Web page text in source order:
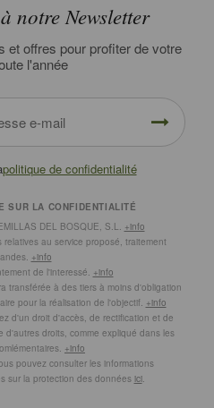
notre Newsletter
et offres pour profiter de votre
l'année
politique de confidentialité
SUR LA CONFIDENTIALITÉ
DEL BOSQUE, S.L. +info
relatives au service proposé, traitement
+info
de l'interessé. +info
transférée à des tiers à moins d'obligation
pour la réalisation de l'objectif. +info
d'un droit d'accès, de rectification et de
droits, comme expliqué dans les
+info
pouvez consulter les informations
sur la protection des données ici.